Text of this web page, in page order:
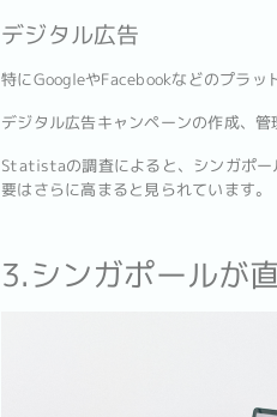
デジタル広告
特にGoogleやFacebookなどのプラッ
デジタル広告キャンペーンの作成、
Statistaの調査によると、シンガポー
要はさらに高まると見られています。
3.シンガポールが